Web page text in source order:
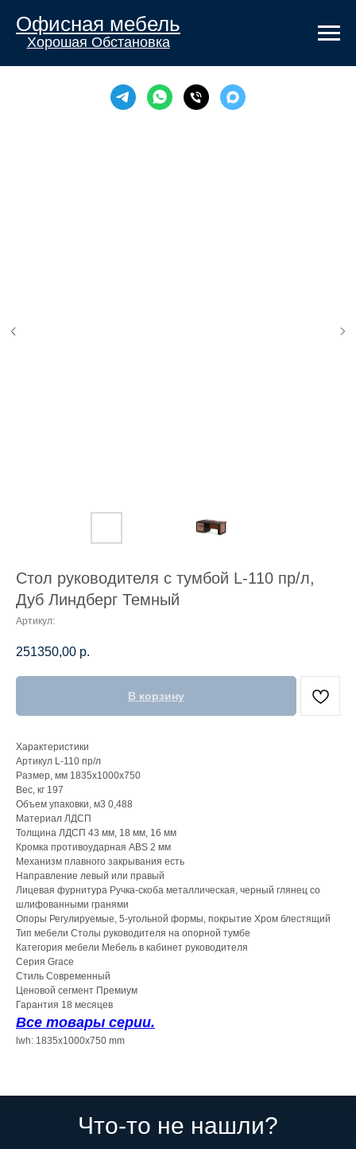
Офисная мебель
Хорошая Обстановка
Стол руководителя с тумбой L-110 пр/л,
Дуб Линдберг Темный
Артикул:
251350,00 р.
В корзину
Характеристики
Артикул L-110 пр/л
Размер, мм 1835х1000х750
Вес, кг 197
Объем упаковки, м3 0,488
Материал ЛДСП
Толщина ЛДСП 43 мм, 18 мм, 16 мм
Кромка противоударная ABS 2 мм
Механизм плавного закрывания есть
Направление левый или правый
Лицевая фурнитура Ручка-скоба металлическая, черный глянец со
шлифованными гранями
Опоры Регулируемые, 5-угольной формы, покрытие Хром блестящий
Тип мебели Столы руководителя на опорной тумбе
Категория мебели Мебель в кабинет руководителя
Серия Grace
Стиль Современный
Ценовой сегмент Премиум
Гарантия 18 месяцев
Все товары серии.
lwh: 1835x1000x750 mm
Что-то не нашли?